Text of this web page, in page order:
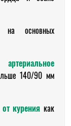
на основных
артериальное
140/90 мм
курения как